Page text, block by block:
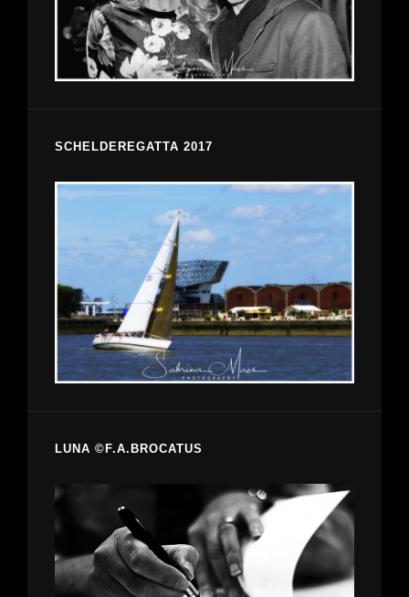
SCHELDEREGATTA 2017
LUNA ©F.A.BROCATUS